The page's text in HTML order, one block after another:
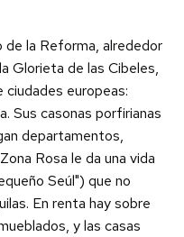
la Reforma, alrededor
Glorieta de las Cibeles,
ciudades europeas:
Sus casonas porfirianas
departamentos,
Rosa le da una vida
Seúl") que no
En renta hay sobre
y las casas